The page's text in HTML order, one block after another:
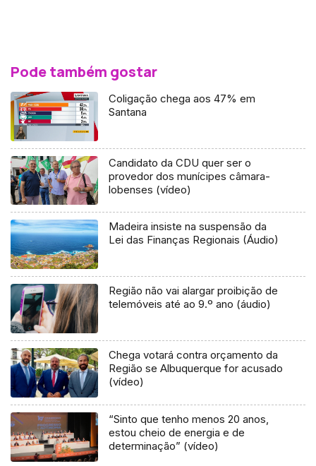
Pode também gostar
Coligação chega aos 47% em
Santana
Candidato da CDU quer ser o
provedor dos munícipes câmara-
lobenses (vídeo)
Madeira insiste na suspensão da
Lei das Finanças Regionais (Áudio)
Região não vai alargar proibição de
telemóveis até ao 9.º ano (áudio)
Chega votará contra orçamento da
Região se Albuquerque for acusado
(vídeo)
“Sinto que tenho menos 20 anos,
estou cheio de energia e de
determinação” (vídeo)